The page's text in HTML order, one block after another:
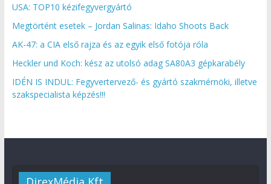
USA: TOP10 kézifegyvergyártó
Megtörtént esetek – Jordan Salinas: Idaho Shoots Back
AK-47: a CIA első rajza és az egyik első fotója róla
Heckler und Koch: kész az utolsó adag SA80A3 gépkarabély
IDÉN IS INDUL: Fegyvertervező- és gyártó szakmérnöki, illetve
szakspecialista képzés!!!